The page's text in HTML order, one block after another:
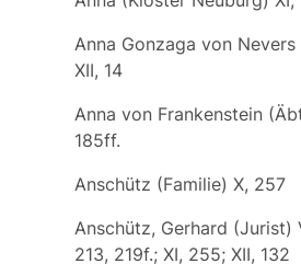
Anna Gonzaga von Nevers
XII, 14
Anna von Frankenstein
185ff.
Anschütz (Familie) X, 257
Anschütz, Gerhard (Jurist)
213, 219f.; XI, 255; XII, 132